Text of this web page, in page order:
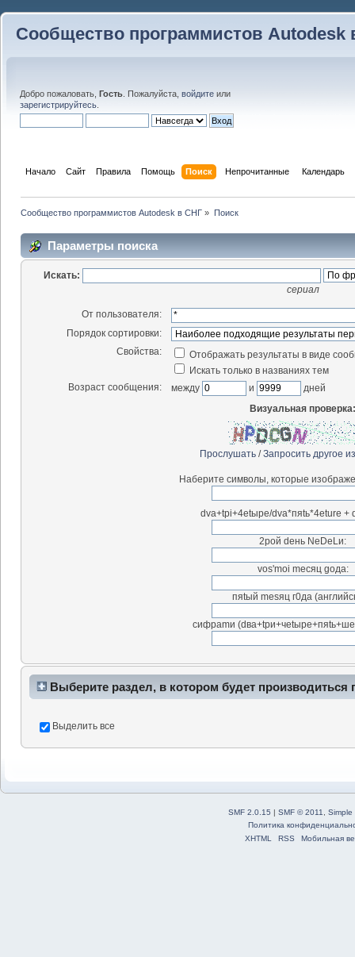
Сообщество программистов Autodesk
Добро пожаловать, Гость . Пожалуйста, войдите или
зарегистрируйтесь
Начало Сайт Правила Помощь Поиск Непрочитанные Календарь
Сообщество программистов Autodesk в СНГ » Поиск
Параметры поиска
Искать:
сериал
От пользователя:
Порядок сортировки:
Свойства:
Отображать результаты в виде
Искать только в названиях тем
Возраст сообщения:
между и
дней
Визуальная проверка:
Прослушать/Запросить другое
Наберите символы, которые
dva+tpi+4etыpe/dva*пяtь*4eture +
2рой dень NeDeLи:
vos'moi meсяц goдa:
пяtый mesяц г0дa
cифраmи
Выберите раздел, в котором будет производиться
Выделить все
SMF 2.0.15 | SMF © 2011
Simple
Политика
XHTML
RSS Мобильная